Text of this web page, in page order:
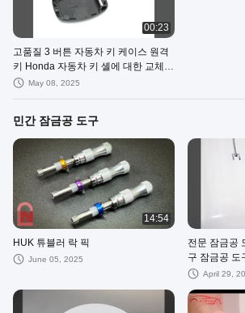
00:23
고품질 3 버튼 자동차 키 케이스 원격
키 Honda 자동차 키 셸에 대한 교체
커버May 08, 2025
민간 잠금공 도구
14:54
HUK 튜블러 락 픽
June 05, 2025
전문 잠금공
구 잠금공 도
April 29,